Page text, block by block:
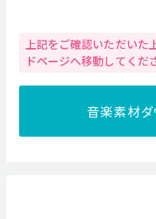
上記をご確認いただいた
ドページへ移動してくだ
音楽素材